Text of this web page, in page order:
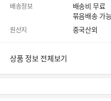
배송정보
배송비 무료
묶음배송 가능
원산지 중국산외
상품 정보 전체보기